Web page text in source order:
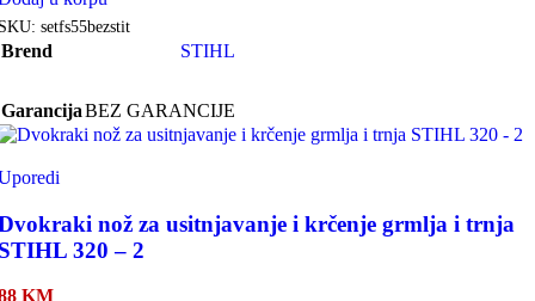
setfs55bezstit
Brend STIHL
GarancijaBEZ GARANCIJE
nož za usitnjavanje i krčenje grmlja i trnja
320 – 2
KM